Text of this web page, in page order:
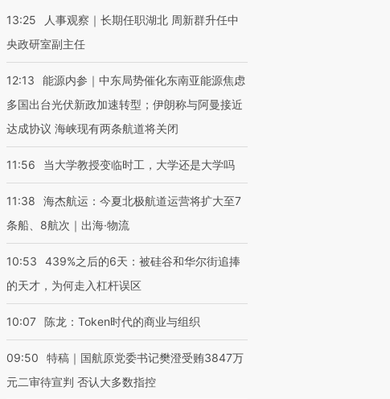
13:25
人事观察｜长期任职湖北 周新群升任中
央政研室副主任
12:13
能源内参｜中东局势催化东南亚能源焦虑
多国出台光伏新政加速转型；伊朗称与阿曼接近
达成协议 海峡现有两条航道将关闭
11:56 当大学教授变临时工，大学还是大学吗
11:38
海杰航运：今夏北极航道运营将扩大至7
条船、8航次｜出海·物流
10:53
439%之后的6天：被硅谷和华尔街追捧
的天才，为何走入杠杆误区
10:07 陈龙：Token时代的商业与组织
09:50
特稿｜国航原党委书记樊澄受贿3847万
元二审待宣判 否认大多数指控